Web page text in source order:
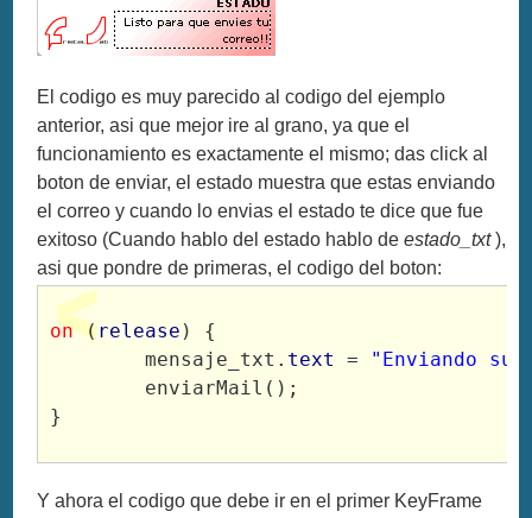
El codigo es muy parecido al codigo del ejemplo
anterior, asi que mejor ire al grano, ya que el
funcionamiento es exactamente el mismo; das click al
boton de enviar, el estado muestra que estas enviando
el correo y cuando lo envias el estado te dice que fue
exitoso (Cuando hablo del estado hablo deestado_txt),
asi que pondre de primeras, el codigo del boton:
on (release ) {
	mensaje_txt.
text = "Enviando
}
Y ahora el codigo que debe ir en el primer KeyFrame